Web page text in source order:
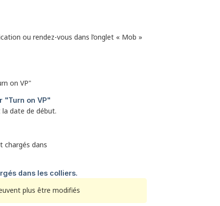
ou rendez-vous dans l’onglet « Mob »
date de début.
plus être modifiés